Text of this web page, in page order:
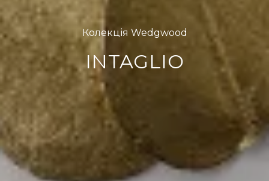
Колекція Wedgwood
INTAGLIO